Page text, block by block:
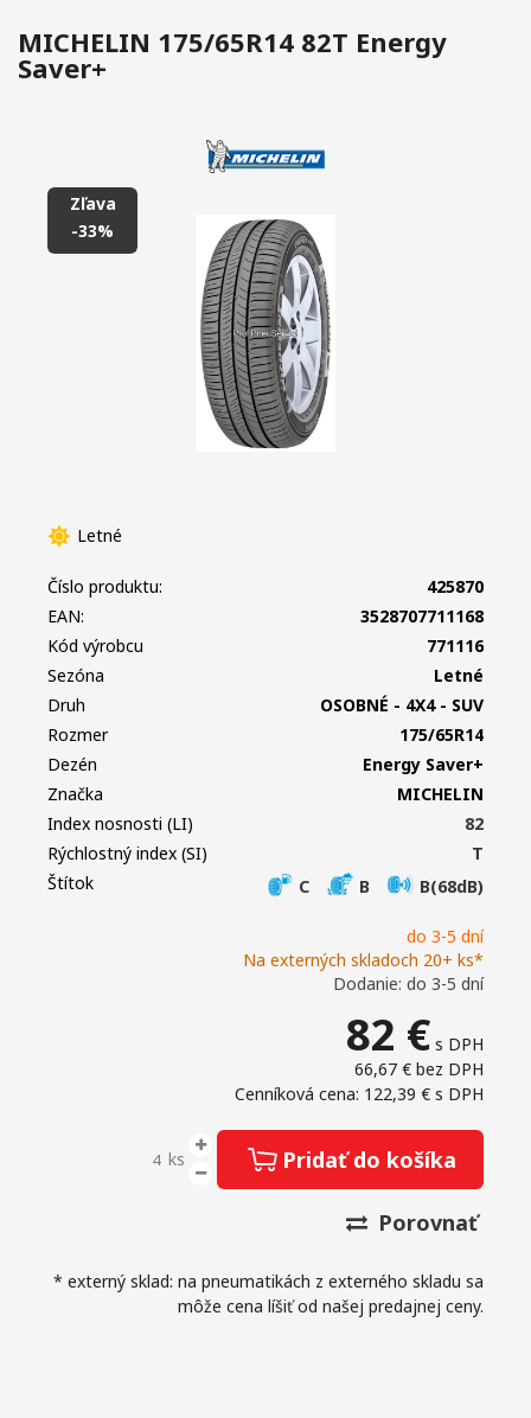
MICHELIN 175/65R14 82T Energy
Saver+
Zľava
-33%
Letné
do 3-5 dní
Na externých skladoch 20+ ks*
Dodanie: do 3-5 dní
82 € s DPH
66,67 € bez DPH
Cenníková cena: 122,39 € s DPH
ks Pridať do košíka
Porovnať
* externý sklad: na pneumatikách z externého skladu sa
môže cena líšiť od našej predajnej ceny.
Číslo produktu:
425870
EAN:
3528707711168
Kód výrobcu
771116
Sezóna
Letné
Druh
OSOBNÉ - 4X4 - SUV
Rozmer
175/65R14
Dezén
Energy Saver+
Značka
MICHELIN
Index nosnosti (LI)
82
Rýchlostný index (SI)
T
Štítok
C B B(68dB)